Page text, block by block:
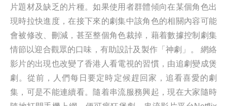
片題材及缺乏的片種。如果使用者群體傾向在某個角色出
現時拉快進度，在接下來的劇集中該角色的相關內容可能
會被修改、刪減，甚至整個角色裁掉，藉着數據控制劇集
情節以迎合觀眾的口味，有助設計及製作「神劇」。 網絡
影片的出現也改變了香港人看電視的習慣，由追劇變成煲
劇。從前，人們每日要定時定候趕回家，追看喜愛的劇
集，可是不能連續看。隨着串流服務興起，現在大家隨時